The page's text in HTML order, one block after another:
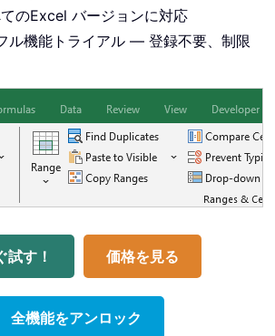
のExcel バージョンに対応
ル機能トライアル — 登録不要、制限
試す！ 価格を見る
全機能をアンロック